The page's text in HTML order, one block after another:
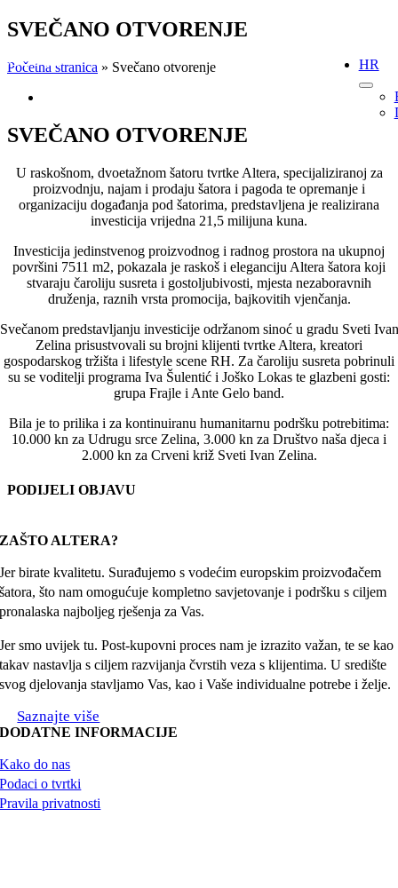
Skip
to
HR
SVEČANO OTVORENJE
Početna stranica » Svečano otvorenje
Image
SVEČANO OTVORENJE
U raskošnom, dvoetažnom šatoru tvrtke Altera, specijaliziranoj za
proizvodnju, najam i prodaju šatora i pagoda te opremanje i
organizaciju događanja pod šatorima, predstavljena je realizirana
investicija vrijedna 21,5 milijuna kuna.
Investicija jedinstvenog proizvodnog i radnog prostora na ukupnoj
površini 7511 m2, pokazala je raskoš i eleganciju Altera šatora koji
stvaraju čaroliju susreta i gostoljubivosti, mjesta nezaboravnih
druženja, raznih vrsta promocija, bajkovitih vjenčanja.
Svečanom predstavljanju investicije održanom sinoć u gradu Sveti Ivan
Zelina prisustvovali su brojni klijenti tvrtke Altera, kreatori
gospodarskog tržišta i lifestyle scene RH. Za čaroliju susreta pobrinuli
su se voditelji programa Iva Šulentić i Joško Lokas te glazbeni gosti:
grupa Frajle i Ante Gelo band.
Bila je to prilika i za kontinuiranu humanitarnu podršku potrebitima:
10.000 kn za Udrugu srce Zelina, 3.000 kn za Društvo naša djeca i
2.000 kn za Crveni križ Sveti Ivan Zelina.
PODIJELI OBJAVU
ZAŠTO ALTERA?
Jer birate kvalitetu. Surađujemo s vodećim europskim proizvođačem
šatora, što nam omogućuje kompletno savjetovanje i podršku s ciljem
pronalaska najboljeg rješenja za Vas.
Jer smo uvijek tu. Post-kupovni proces nam je izrazito važan, te se kao
takav nastavlja s ciljem razvijanja čvrstih veza s klijentima. U središte
svog djelovanja stavljamo Vas, kao i Vaše individualne potrebe i želje.
Saznajte više
DODATNE INFORMACIJE
Kako do nas
Podaci o tvrtki
Pravila privatnosti